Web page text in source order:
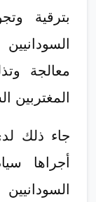
بترقية
معالجة
المغتربين
جاء ذلك
أجراها